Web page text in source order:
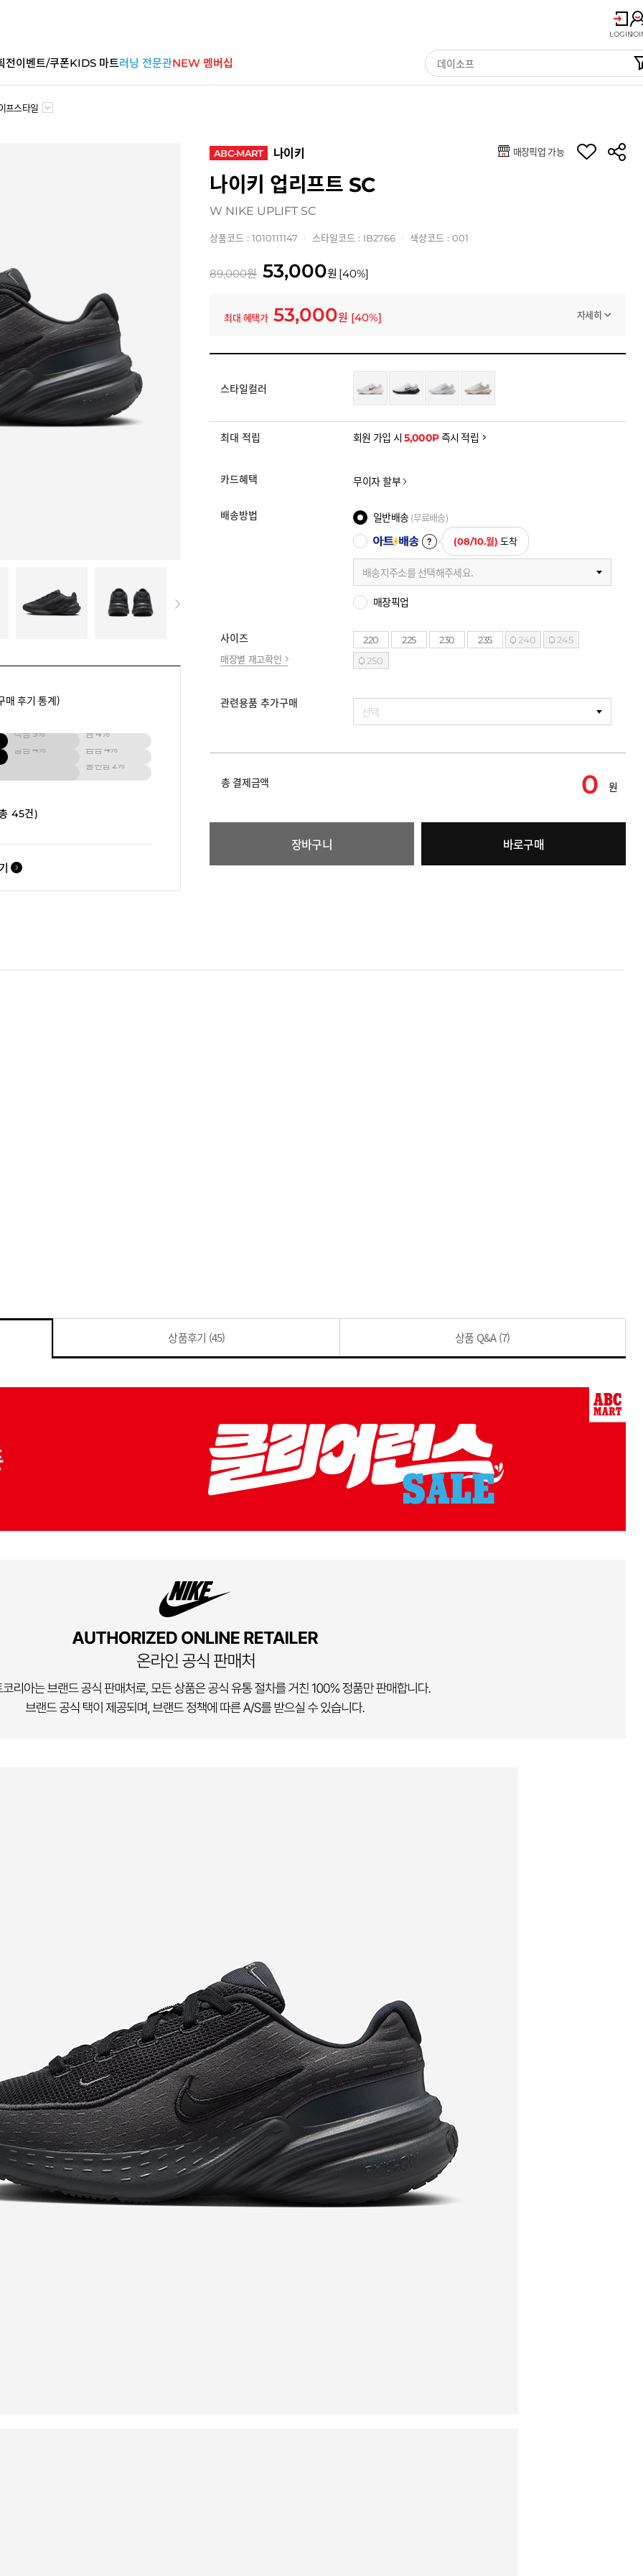
LOGIN
전이벤트/쿠폰KIDS 마트러닝 전문관NEW 멤버십
프스타일
매 후기 통계)
작음9% 큼4%
넓음4% 좁음4%
불편함 2%
45건)
ABC-MART 나이키 매장픽업 가능
나이키 업리프트 SC
W NIKE UPLIFT SC
상품코드 : 1010111147 스타일코드 : IB2766 색상코드 : 001
89,000원 53,000원 [40%]
최대 혜택가 53,000원 [40%] 자세히
스타일컬러
최대 적립 회원 가입 시5,000P즉시 적립
카드혜택 무이자 할부
배송방법 일반배송 (무료배송)
(08/10.월) 도착
배송지주소를 선택해주세요.
매장픽업
사이즈
매장별 재고확인
220 225 230 235 240
245
250
관련용품 추가구매
선택
총 결제금액 0 원
장바구니 바로구매
상품후기 (45) 상품 Q&A(7)